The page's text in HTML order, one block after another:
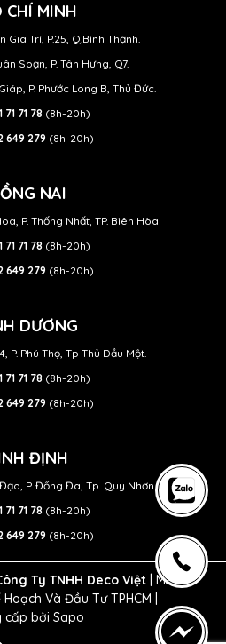
CHÍ MINH
Gia Trí, P.25, Q.Bình Thạnh.
Soạn, P. Tân Hưng, Q7.
P. Phước Long B, Thủ Đức.
71 71 78 (8h-20h)
649 279 (8h-20h)
NAI
P. Thống Nhất, TP. Biên Hòa
71 71 78 (8h-20h)
649 279 (8h-20h)
DƯƠNG
P. Phú Thọ, Tp Thủ Dầu Một.
71 71 78 (8h-20h)
649 279 (8h-20h)
ĐỊNH
P. Đống Đa, Tp. Quy Nhơn
71 71 78 (8h-20h)
649 279 (8h-20h)
Ty TNHH Deco Việt | MST
Và Đầu Tư TPHCM |
cấp bởi Sapo